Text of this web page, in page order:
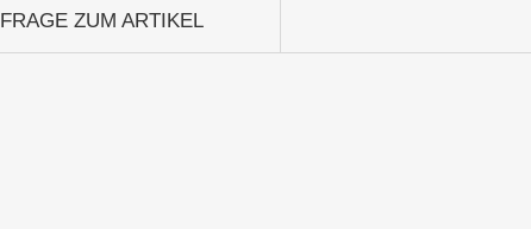
FRAGE ZUM ARTIKEL